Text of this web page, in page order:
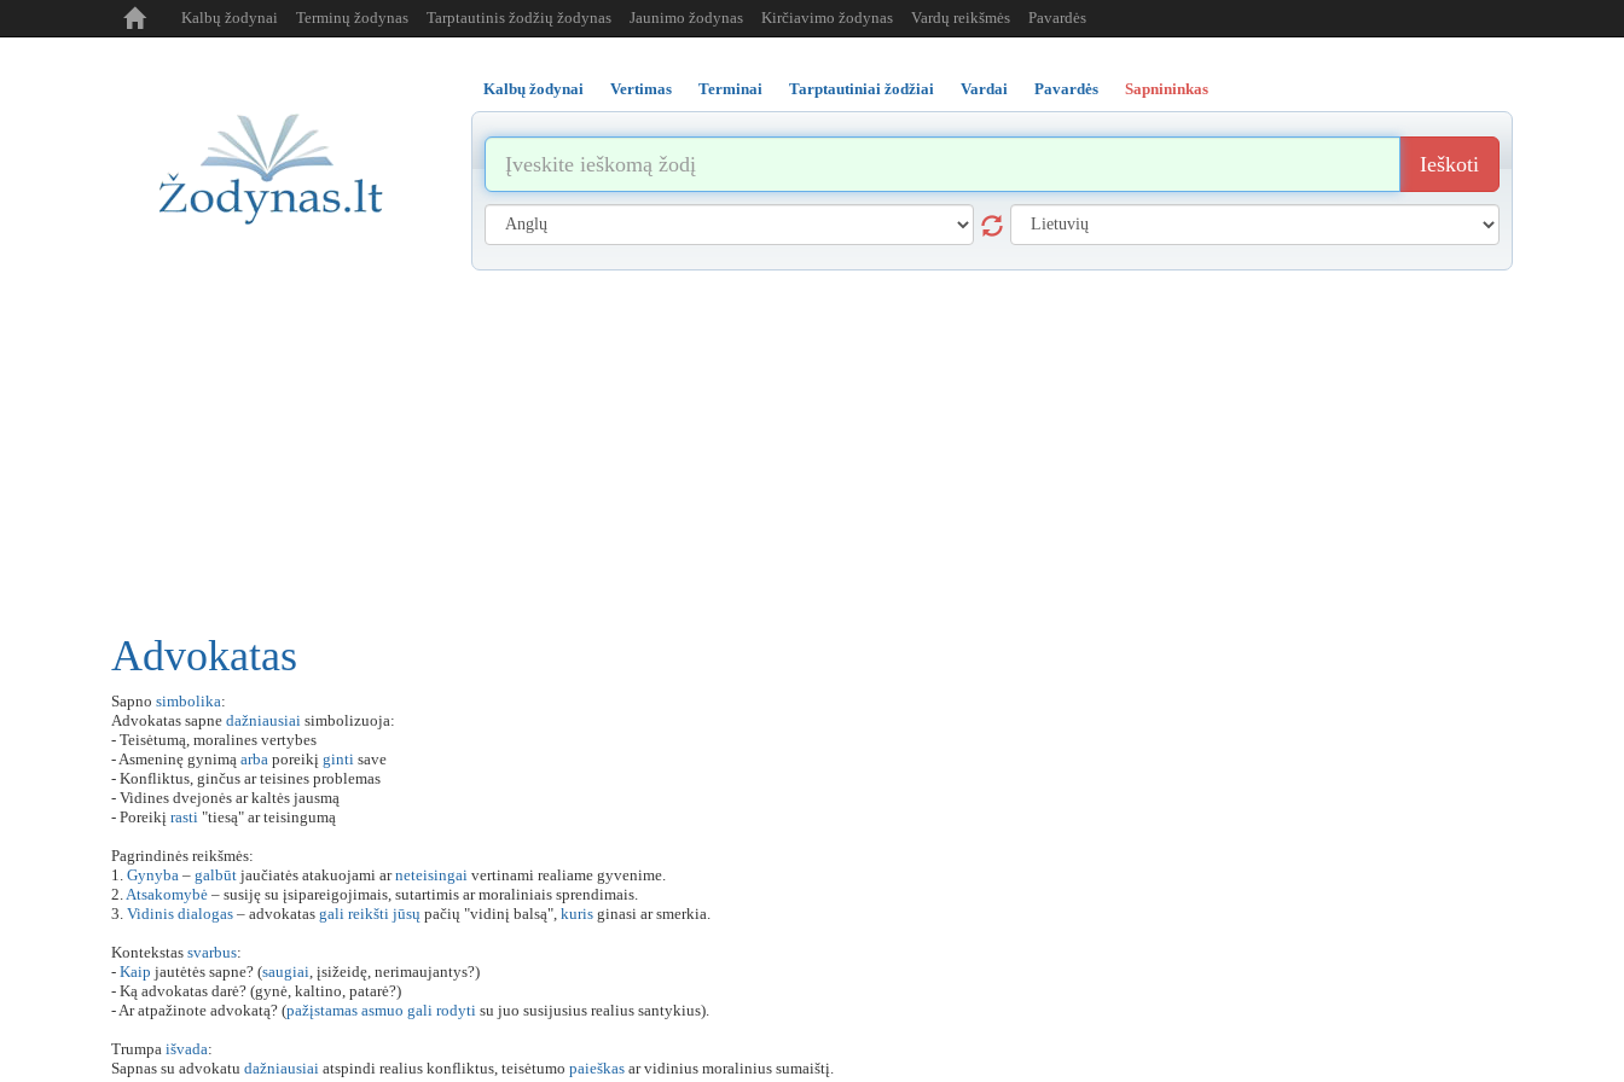
Kalbų žodynai Terminų žodynas Tarptautinis žodžių žodynas Jaunimo žodynas Kirčiavimo žodynas Vardų reikšmės Pavardės
Kalbų žodynai Vertimas Terminai Tarptautiniai žodžiai Vardai Pavardės Sapnininkas
Ieškoti
Advokatas
Sapno simbolika:
Advokatas sapne dažniausiai simbolizuoja:
- Teisėtumą, moralines vertybes
- Asmeninę gynimą arba poreikį ginti save
- Konfliktus, ginčus ar teisines problemas
- Vidines dvejonės ar kaltės jausmą
- Poreikį rasti "tiesą" ar teisingumą
Pagrindinės reikšmės:
1. Gynyba – galbūt jaučiatės atakuojami arneteisingai vertinami realiame gyvenime.
2.Atsakomybė – susiję su įsipareigojimais, sutartimis ar moraliniais sprendimais.
3. Vidinis dialogas – advokatas gali reikšti jūsų pačių "vidinį balsą", kuris ginasi ar smerkia.
Kontekstas svarbus:
- Kaip jautėtės sapne? (saugiai, įsižeidę, nerimaujantys?)
- Ką advokatas darė? (gynė, kaltino, patarė?)
- Ar atpažinote advokatą? (pažįstamas asmuo gali rodyti su juo susijusius realius santykius).
Trumpa išvada:
Sapnas su advokatu dažniausiai atspindi realius konfliktus, teisėtumo paieškas ar vidinius moralinius sumaištį.